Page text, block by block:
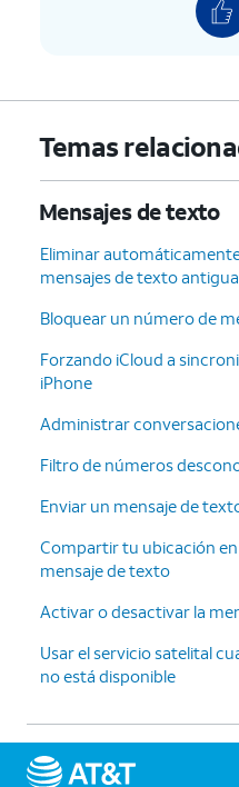
Temas
Mensajes de texto
Eliminar
mensajes de texto
Bloquear un número de
Forzando iCloud a
iPhone
Administrar
Filtro de números
Enviar un mensaje de
Compartir tu ubicación
mensaje de texto
Activar o desactivar la
Usar el servicio satelital
no está disponible